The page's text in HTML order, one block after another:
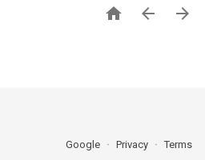
  
Google Privacy Terms